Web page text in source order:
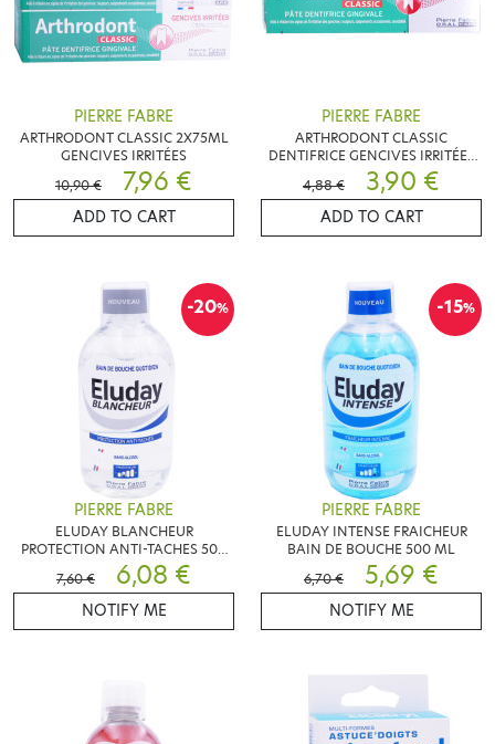
PIERRE FABRE
ARTHRODONT CLASSIC 2X75ML
GENCIVES IRRITÉES
10,90 €
7,96 €
ADD TO CART
PIERRE FABRE
ARTHRODONT CLASSIC
DENTIFRICE GENCIVES IRRITÉES
50 ML
4,88 € 3,90 €
ADD TO CART
-20%
PIERRE FABRE
ELUDAY BLANCHEUR
PROTECTION ANTI-TACHES 500
ML
7,60 € 6,08 €
NOTIFY ME
-15%
PIERRE FABRE
ELUDAY INTENSE FRAICHEUR
BAIN DE BOUCHE 500 ML
6,70 €
5,69 €
NOTIFY ME